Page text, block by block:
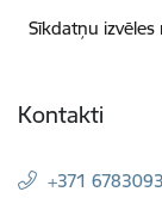
Sīkdatņu izvēles
Kontakti
+371